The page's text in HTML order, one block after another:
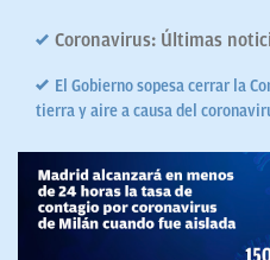
Coronavirus: Últimas
El Gobierno sopesa cerrar la
tierra y aire a causa del